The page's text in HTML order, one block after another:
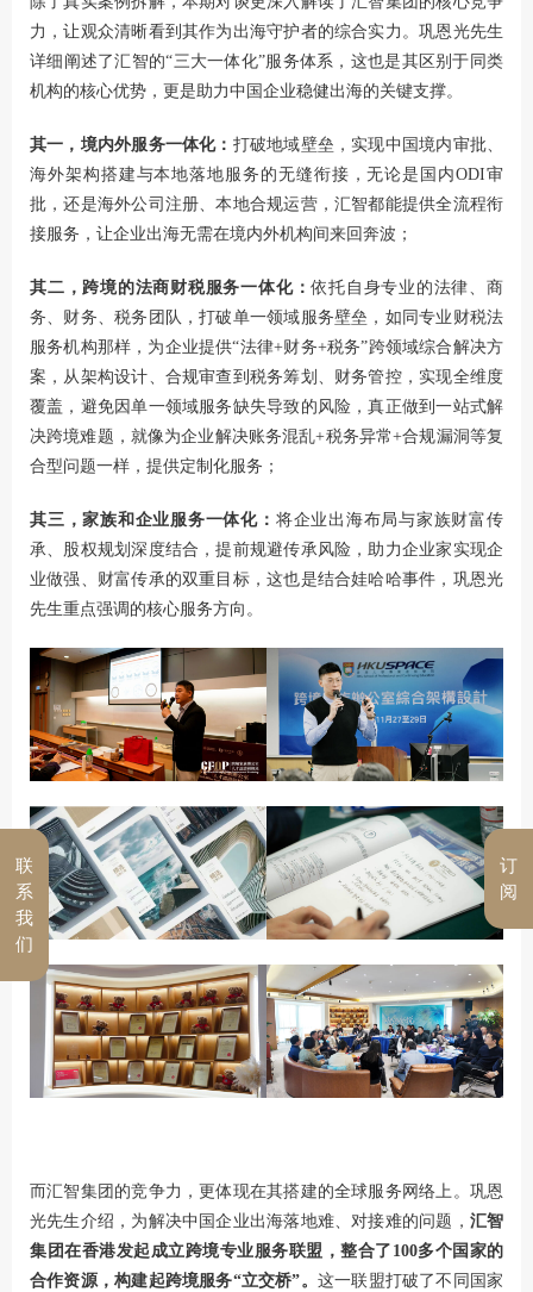
力，让观众清晰看到其作为出海守护者的综合实力。巩恩光先生
详细阐述了汇智的“三大一体化”服务体系，这也是其区别于同类
机构的核心优势，更是助力中国企业稳健出海的关键支撑。
其一，境内外服务一体化： 打破地域壁垒，实现中国境内审批、
海外架构搭建与本地落地服务的无缝衔接，无论是国内ODI审
批，还是海外公司注册、本地合规运营，汇智都能提供全流程衔
接服务，让企业出海无需在境内外机构间来回奔波；
其二，跨境的法商财税服务一体化：依托自身专业的法律、商
务、财务、税务团队，打破单一领域服务壁垒，如同专业财税法
服务机构那样，为企业提供“法律+财务+税务”跨领域综合解决方
案，从架构设计、合规审查到税务筹划、财务管控，实现全维度
覆盖，避免因单一领域服务缺失导致的风险，真正做到一站式解
决跨境难题，就像为企业解决账务混乱+税务异常+合规漏洞等复
合型问题一样，提供定制化服务；
其三，家族和企业服务一体化： 将企业出海布局与家族财富传
承、股权规划深度结合，提前规避传承风险，助力企业家实现企
业做强、财富传承的双重目标，这也是结合娃哈哈事件，巩恩光
先生重点强调的核心服务方向。
而汇智集团的竞争力，更体现在其搭建的全球服务网络上。巩恩
光先生介绍，为解决中国企业出海落地难、对接难的问题， 汇智
集团在香港发起成立跨境专业服务联盟，整合了100多个国家的
合作资源，构建起跨境服务“立交桥”。 这一联盟打破了不同国家
订
阅
联
系
我
们